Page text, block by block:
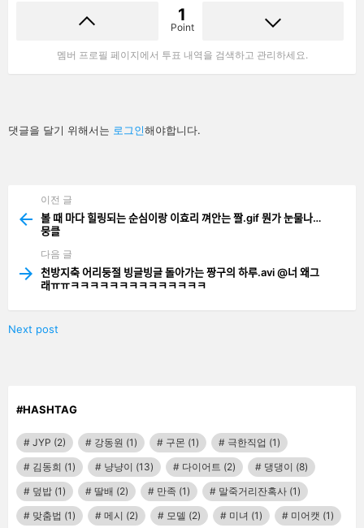
1
Point
멤버 프로필 페이지에서 투표 내역을 검색하고 관리하세요.
답
글
댓글을 달기 위해서는 로그인해야합니다.
more
이전 글
볼 때 마다 힐링되는 순심이랑 이효리 껴안는 짤.gif 뭔가 눈물나…
뭉클
다음 글
천방지축 어리둥절 빙글빙글 돌아가는 짱구의 하루.avi @너 왜그
래ㅠㅠㅋㅋㅋㅋㅋㅋㅋㅋㅋㅋㅋㅋㅋㅋ
Next post
#HASHTAG
JYP (2) 강동원 (1) 구몬 (1) 극한직업 (1)
김동희 (1) 냥냥이 (13) 다이어트 (2) 댕댕이 (8)
덮밥 (1) 딸배 (2) 만족 (1) 말죽거리잔혹사 (1)
맞춤법 (1) 메시 (2) 모델 (2) 미녀 (1) 미어캣 (1)